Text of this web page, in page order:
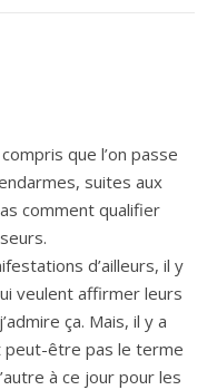
que l’on passe
suites aux
comment qualifier
d’ailleurs, il y
veulent affirmer leurs
ça. Mais, il y a
peut-être pas le terme
à ce jour pour les